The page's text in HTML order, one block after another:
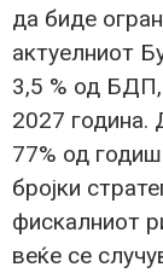
да биде
актуелниот
3,5 % од БДП,
2027 година.
77% од
бројки
фискалниот
веќе се